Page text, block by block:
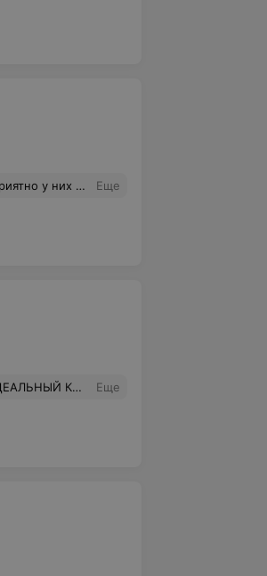
переведут. Молодцы! Еще
КОЛЛЕКТИВ. Еще